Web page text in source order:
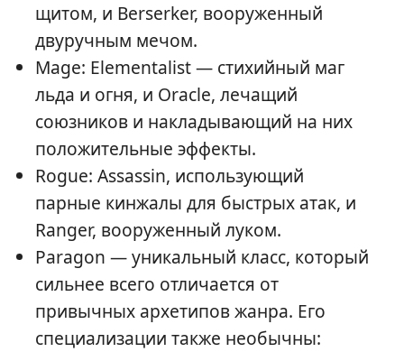
щитом, и Berserker, вооруженный
двуручным мечом.
Mage: Elementalist — стихийный маг
льда и огня, и Oracle, лечащий
союзников и накладывающий на них
положительные эффекты.
Rogue: Assassin, использующий
парные кинжалы для быстрых атак, и
Ranger, вооруженный луком.
Paragon — уникальный класс, который
сильнее всего отличается от
привычных архетипов жанра. Его
специализации также необычны: